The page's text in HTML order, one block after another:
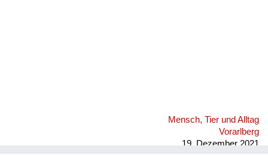
Mensch, Tier und Alltag
Vorarlberg
19. Dezember 2021